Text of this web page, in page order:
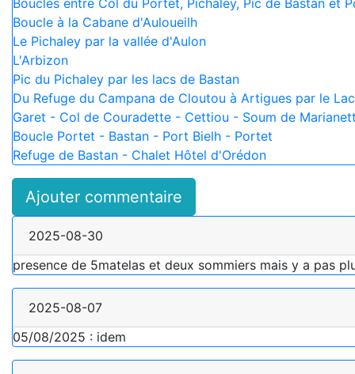
Boucle à la Cabane d'Auloueilh
Le Pichaley par la vallée d'Aulon
L'Arbizon
Pic du Pichaley par les lacs de Bastan
Du Refuge du Campana de Cloutou à Artigues par le
Garet - Col de Couradette - Cettiou - Soum de
Boucle Portet - Bastan - Port Bielh - Portet
Refuge de Bastan - Chalet Hôtel d'Orédon
Ajouter commentaire
2025-08-30
presence de 5matelas et deux sommiers mais y a pas
2025-08-07
05/08/2025 : idem